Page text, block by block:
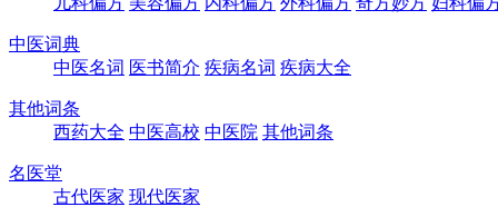
中医词典
中医名词 医书简介 疾病名词 疾病大全
其他词条
西药大全 中医高校 中医院 其他词条
名医堂
古代医家 现代医家